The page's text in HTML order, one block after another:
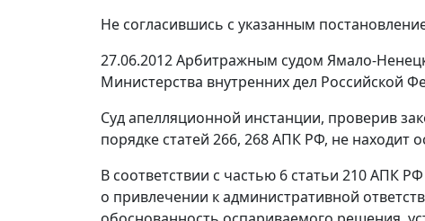
Не согласившись с указанным
27.06.2012 Арбитражным судом Ямало-
Министерства внутренних дел Российской
Суд апелляционной инстанции, проверив
порядке статей 266, 268АПК РФ, не находит
В соответствии с частью 6 статьи 210АПК РФ
о привлечении к административной